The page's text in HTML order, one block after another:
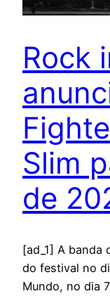
Rock
Slim
de
[ad_1] A banda
do festival no
Mundo, no dia